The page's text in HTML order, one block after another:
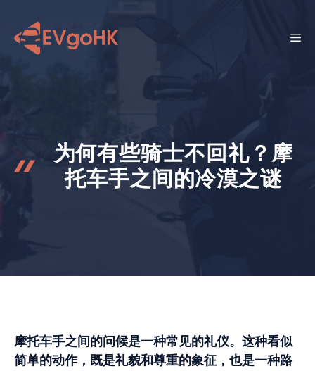
菜
为何有些骑士不回礼？摩
托车手之间的冷漠之谜
摩托车手之间的问候是一种常见的礼仪。 这种看似
简单的动作，既是礼貌和尊重的象征，也是一种路